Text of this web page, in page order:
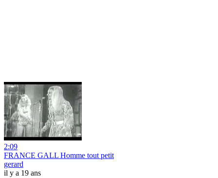
2:09
FRANCE GALL Homme tout petit
gerard
il y a 19 ans